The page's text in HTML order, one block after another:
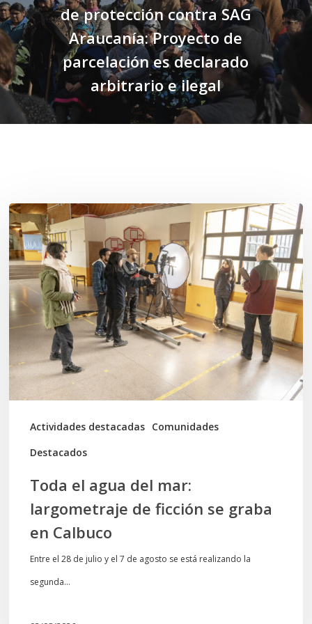
de protección contra SAG
Araucanía: Proyecto de
parcelación es declarado
arbitrario e ilegal
Actividades destacadas Comunidades
Destacados
Toda
el
agua
del
mar:
largometraje
de
ficción
se
graba
Toda el agua del mar:
largometraje de ficción se graba
en Calbuco
Entre el 28 de julio y el 7 de agosto se está realizando la
segunda…